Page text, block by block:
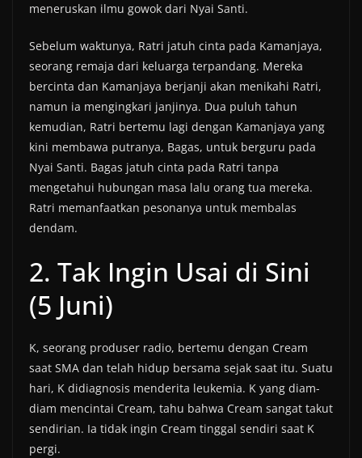
meneruskan ilmu gowok dari Nyai Santi.
Sebelum waktunya, Ratri jatuh cinta pada Kamanjaya,
seorang remaja dari keluarga terpandang. Mereka
bercinta dan Kamanjaya berjanji akan menikahi Ratri,
namun ia mengingkari janjinya. Dua puluh tahun
kemudian, Ratri bertemu lagi dengan Kamanjaya yang
kini membawa putranya, Bagas, untuk berguru pada
Nyai Santi. Bagas jatuh cinta pada Ratri tanpa
mengetahui hubungan masa lalu orang tua mereka.
Ratri memanfaatkan pesonanya untuk membalas
dendam.
2. Tak Ingin Usai di Sini
(5 Juni)
K, seorang produser radio, bertemu dengan Cream
saat SMA dan telah hidup bersama sejak saat itu. Suatu
hari, K didiagnosis menderita leukemia. K yang diam-
diam mencintai Cream, tahu bahwa Cream sangat takut
sendirian. Ia tidak ingin Cream tinggal sendiri saat K
pergi.